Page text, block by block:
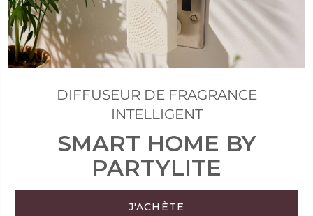
DIFFUSEUR DE FRAGRANCE
INTELLIGENT
SMART HOME BY
PARTYLITE
J'ACHÈTE